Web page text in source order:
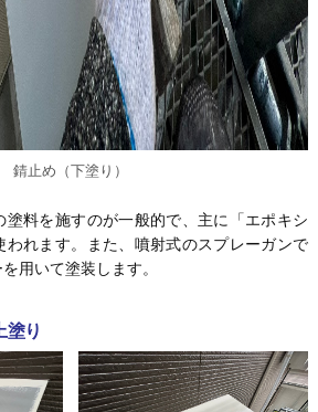
錆止め（下塗り）
塗料を施すのが一般的で、主に「エポキシ
われます。また、噴射式のスプレーガンで
用いて塗装します。
塗り